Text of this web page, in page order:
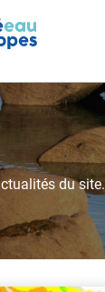
du site.